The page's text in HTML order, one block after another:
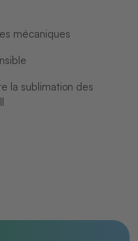
mécaniques
la sublimation des